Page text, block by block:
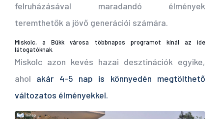
felruházásával maradandó élmények
teremthetők a jövő generációi számára.
Miskolc, a Bükk városa többnapos programot kínál az ide
látogatóknak.
Miskolc azon kevés hazai desztinációk egyike,
ahol akár 4-5 nap is könnyedén megtölthető
változatos élményekkel.